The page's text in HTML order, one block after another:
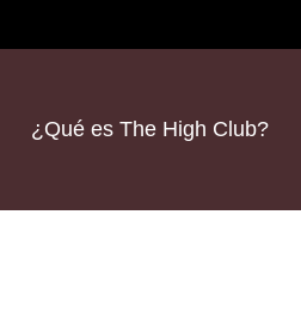
¿Qué es The High Club?